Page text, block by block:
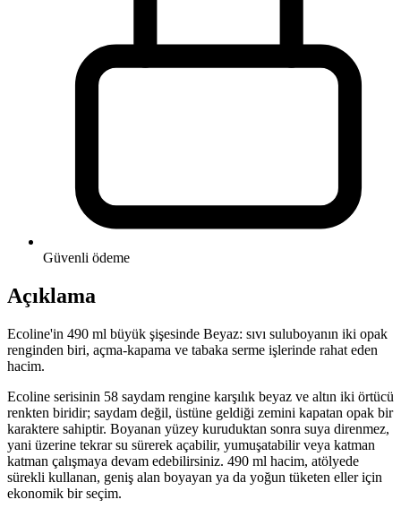
Güvenli ödeme
Açıklama
Ecoline'in 490 ml büyük şişesinde Beyaz: sıvı suluboyanın iki opak
renginden biri, açma-kapama ve tabaka serme işlerinde rahat eden
hacim.
Ecoline serisinin 58 saydam rengine karşılık beyaz ve altın iki örtücü
renkten biridir; saydam değil, üstüne geldiği zemini kapatan opak bir
karaktere sahiptir. Boyanan yüzey kuruduktan sonra suya direnmez,
yani üzerine tekrar su sürerek açabilir, yumuşatabilir veya katman
katman çalışmaya devam edebilirsiniz. 490 ml hacim, atölyede
sürekli kullanan, geniş alan boyayan ya da yoğun tüketen eller için
ekonomik bir seçim.